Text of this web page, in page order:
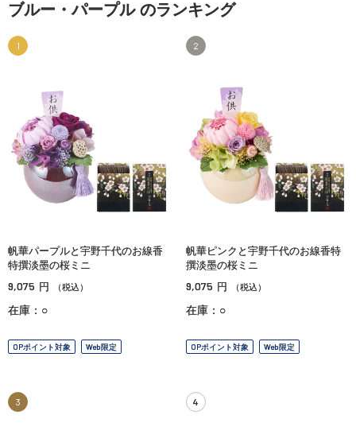
ブルー・パープル のランキング
1
帆華パープルと宇野千代のお線香
特撰淡墨の桜ミニ
9,075 円 （税込）
在庫：○
OPポイント対象 Web限定
2
帆華ピンクと宇野千代のお線香特
撰淡墨の桜ミニ
9,075 円 （税込）
在庫：○
OPポイント対象 Web限定
3 4